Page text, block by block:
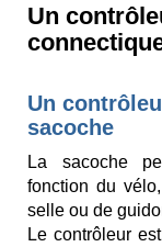
Un
Un
sacoche
La sacoche
fonction du
selle ou de
Le contrôleur